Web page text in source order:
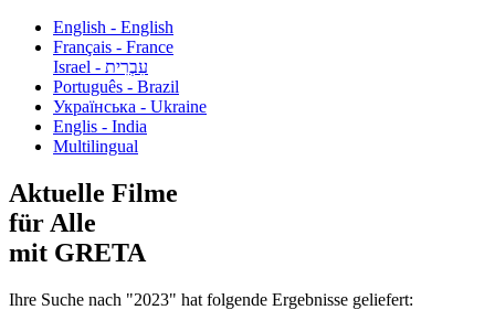
English - English
Français - France
עִבְרִית - Israel
Português - Brazil
Українська - Ukraine
Englis - India
Multilingual
Aktuelle Filme
für Alle
mit GRETA
Ihre Suche nach "2023" hat folgende Ergebnisse geliefert: